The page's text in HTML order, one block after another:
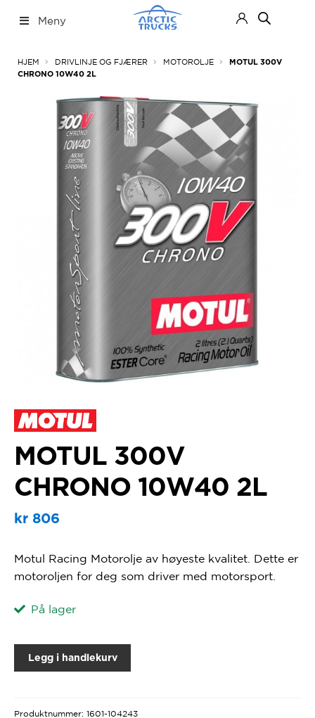
til
til
Meny
ut
HJEM DRIVLINJE OG FJÆRER MOTOROLJE
MOTUL 300V
CHRONO 10W40 2L
MOTUL 300V
CHRONO 10W40 2L
kr806
Motul Racing Motorolje av høyeste kvalitet. Dette er
motoroljen for deg som driver med motorsport.
På lager
Legg i handlekurv
Produktnummer: 1601-104243